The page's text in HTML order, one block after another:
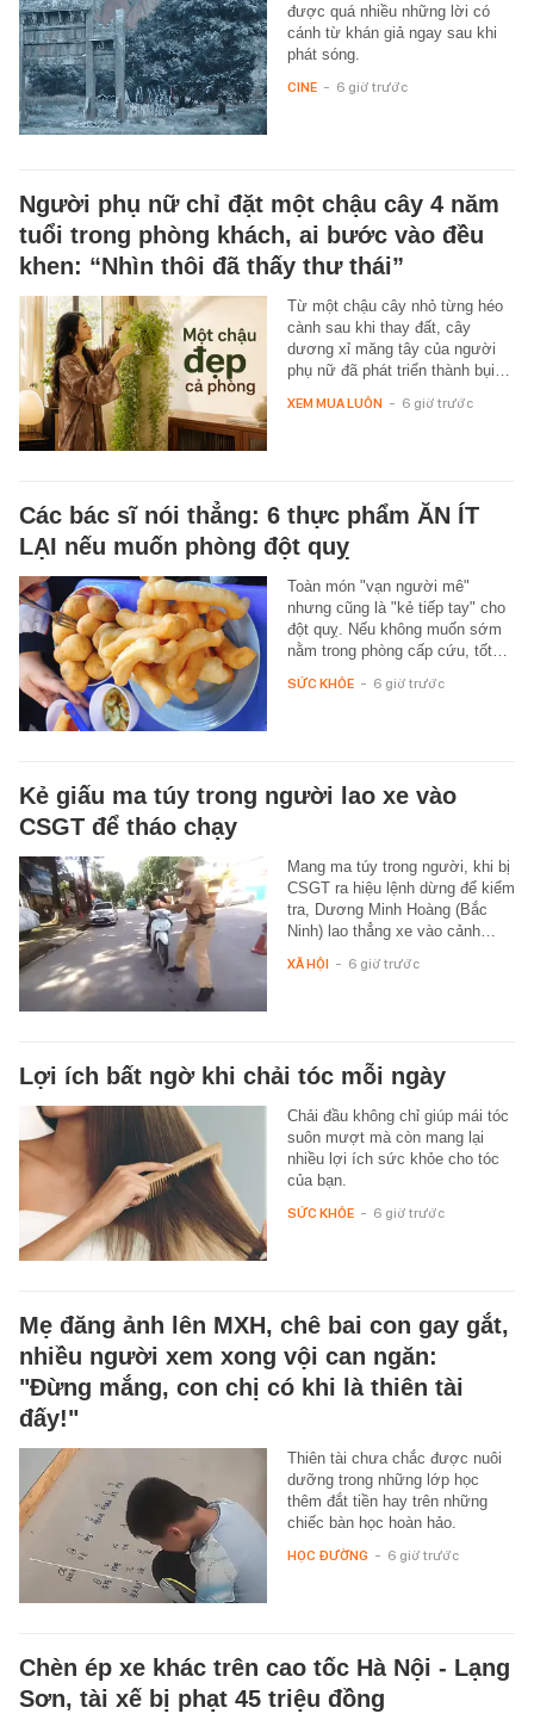
được quá nhiều những lời có
cánh từ khán giả ngay sau khi
phát sóng.
CINE - 6 giờ trước
Người phụ nữ chỉ đặt một chậu cây 4 năm
tuổi trong phòng khách, ai bước vào đều
khen: “Nhìn thôi đã thấy thư thái”
Từ một chậu cây nhỏ từng héo
cành sau khi thay đất, cây
dương xỉ măng tây của người
phụ nữ đã phát triển thành bụi…
XEM MUA LUÔN - 6 giờ trước
Các bác sĩ nói thẳng: 6 thực phẩm ĂN ÍT
LẠI nếu muốn phòng đột quỵ
Toàn món "vạn người mê"
nhưng cũng là "kẻ tiếp tay" cho
đột quỵ. Nếu không muốn sớm
nằm trong phòng cấp cứu, tốt…
SỨC KHỎE - 6 giờ trước
Kẻ giấu ma túy trong người lao xe vào
CSGT để tháo chạy
Mang ma túy trong người, khi bị
CSGT ra hiệu lệnh dừng để kiểm
tra, Dương Minh Hoàng (Bắc
Ninh) lao thẳng xe vào cảnh…
XÃ HỘI - 6 giờ trước
Lợi ích bất ngờ khi chải tóc mỗi ngày
Chải đầu không chỉ giúp mái tóc
suôn mượt mà còn mang lại
nhiều lợi ích sức khỏe cho tóc
của bạn.
SỨC KHỎE - 6 giờ trước
Mẹ đăng ảnh lên MXH, chê bai con gay gắt,
nhiều người xem xong vội can ngăn:
"Đừng mắng, con chị có khi là thiên tài
đấy!"
Thiên tài chưa chắc được nuôi
dưỡng trong những lớp học
thêm đắt tiền hay trên những
chiếc bàn học hoàn hảo.
HỌC ĐƯỜNG - 6 giờ trước
Chèn ép xe khác trên cao tốc Hà Nội - Lạng
Sơn, tài xế bị phạt 45 triệu đồng